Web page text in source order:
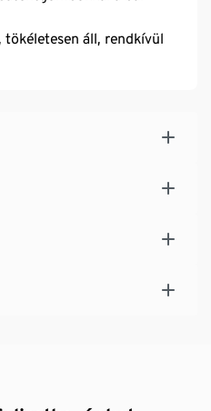
áll, rendkívül